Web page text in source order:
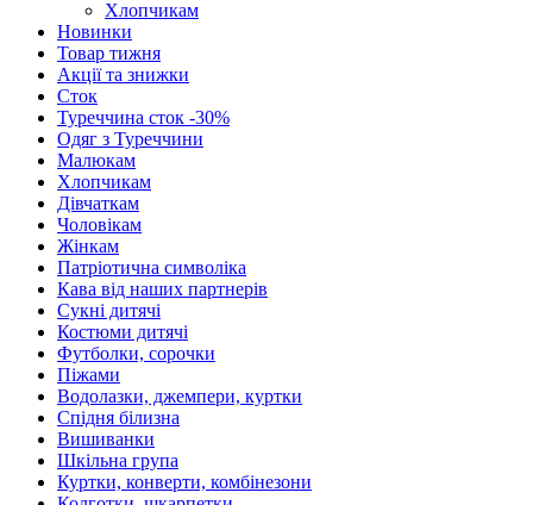
Хлопчикам
Новинки
Товар тижня
Акції та знижки
Сток
Туреччина сток -30%
Одяг з Туреччини
Малюкам
Хлопчикам
Дівчаткам
Чоловікам
Жінкам
Патріотична символіка
Кава від наших партнерів
Сукні дитячі
Костюми дитячі
Футболки, сорочки
Піжами
Водолазки, джемпери, куртки
Спідня білизна
Вишиванки
Шкільна група
Куртки, конверти, комбінезони